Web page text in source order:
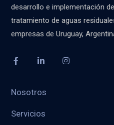
desarrollo e implementación
tratamiento de aguas
empresas de Uruguay,
Nosotros
Servicios